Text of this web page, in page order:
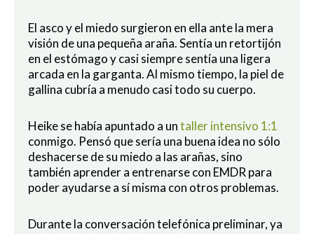
El asco y el miedo surgieron en ella ante la mera
visión de una pequeña araña. Sentía un retortijón
en el estómago y casi siempre sentía una ligera
arcada en la garganta. Al mismo tiempo, la piel de
gallina cubría a menudo casi todo su cuerpo.
Heike se había apuntado a untaller intensivo 1:1
conmigo. Pensó que sería una buena idea no sólo
deshacerse de su miedo a las arañas, sino
también aprender a entrenarse con EMDR para
poder ayudarse a sí misma con otros problemas.
Durante la conversación telefónica preliminar, ya